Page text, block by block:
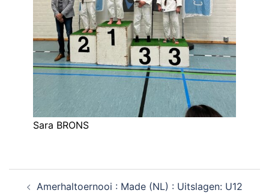
Sara BRONS
Amerhaltoernooi : Made (NL) : Uitslagen: U12